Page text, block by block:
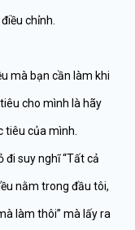
chỉnh.
mà bạn cần làm khi
cho mình là hãy
tiêu của mình.
đi suy nghĩ “Tất cả
nằm trong đầu tôi,
làm thôi” mà lấy ra